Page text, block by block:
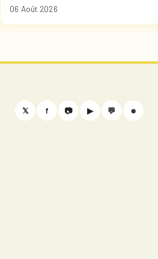
06 Août 2026
𝕏 f 📷 ▶ 💬 ⎈